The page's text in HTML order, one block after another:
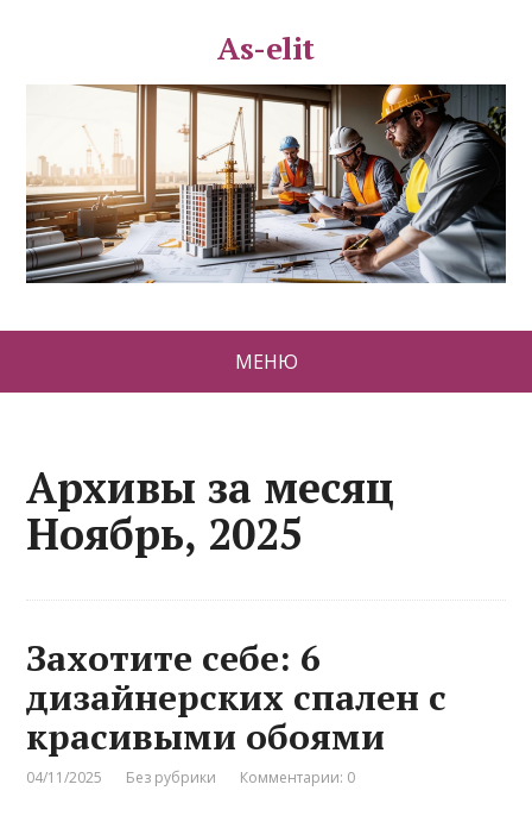
As-elit
МЕНЮ
Архивы за месяц
Ноябрь, 2025
Захотите себе: 6
дизайнерских спален с
красивыми обоями
04/11/2025 Без рубрики Комментарии: 0